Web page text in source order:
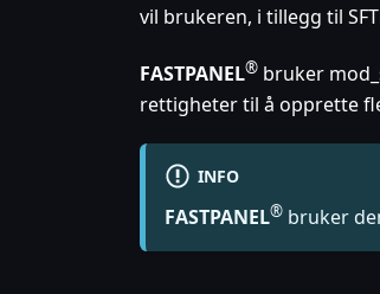
vil brukeren, i tillegg til
FASTPANEL® bruker
rettigheter til å opprette
INFO
FASTPANEL® bruker